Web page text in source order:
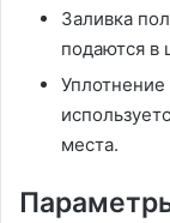
Заливка
подаются в
места.